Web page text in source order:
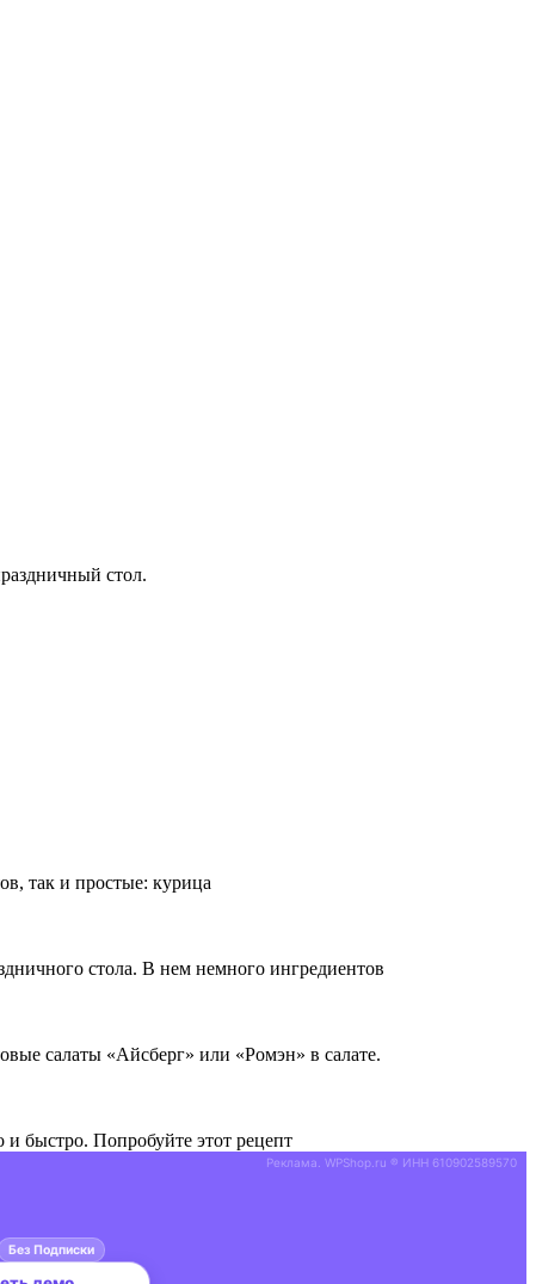
стол.
так и простые: курица
стола. В нем немного ингредиентов
салаты «Айсберг» или «Ромэн» в салате.
быстро. Попробуйте этот рецепт